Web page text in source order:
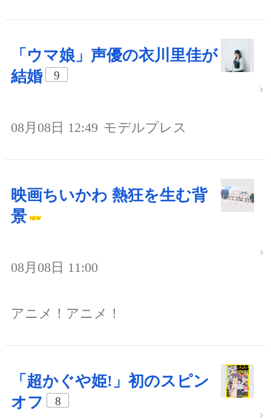
「ウマ娘」声優の衣川里佳が
結婚
9
08月08日 12:49 モデルプレス
映画ちいかわ 熱狂を生む背
景
08月08日 11:00
アニメ！アニメ！
「超かぐや姫!」初のスピン
オフ
8